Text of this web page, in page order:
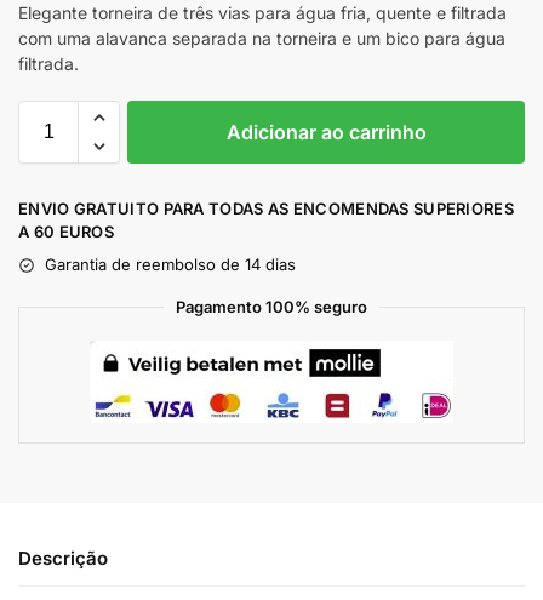
Elegante torneira de três vias para água fria, quente e filtrada
com uma alavanca separada na torneira e um bico para água
filtrada.
Adicionar ao carrinho
ENVIO GRATUITO PARA TODAS AS ENCOMENDAS SUPERIORES
A 60 EUROS
Garantia de reembolso de 14 dias
Pagamento 100% seguro
Descrição